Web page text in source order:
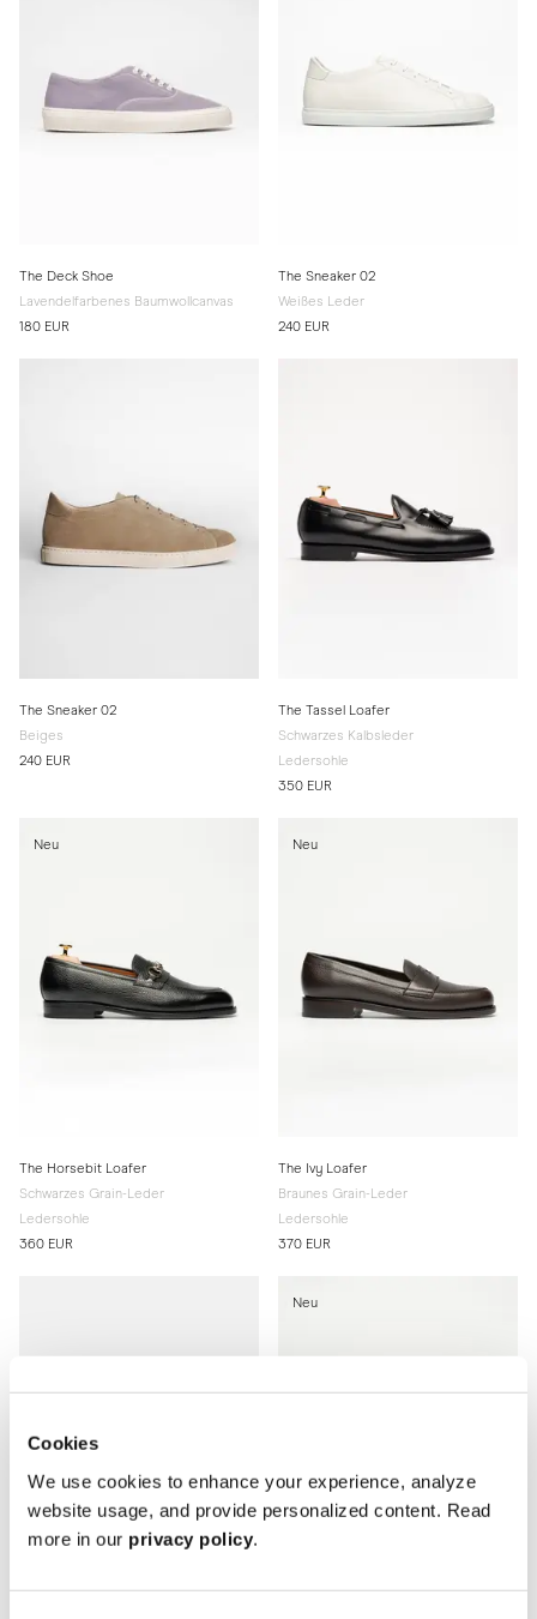
Cookies
We use cookies to enhance your experience, analyze
website usage, and provide personalized content. Read
more in our privacy policy.
The Deck Shoe
Lavendelfarbenes Baumwollcanvas
180 EUR
The Sneaker 02
Weißes Leder
240 EUR
The Sneaker 02
Beiges
240 EUR
The Tassel Loafer
Schwarzes Kalbsleder
Ledersohle
350 EUR
Neu
The Horsebit Loafer
Schwarzes Grain-Leder
Ledersohle
360 EUR
Neu
The Ivy Loafer
Braunes Grain-Leder
Ledersohle
370 EUR
Neu